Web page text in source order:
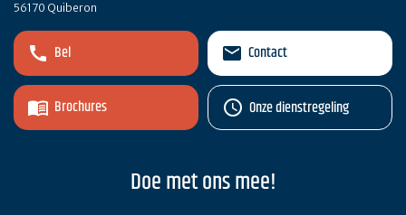
56170 Quiberon
Bel
Brochures
Contact
Onze dienstregeling
Doe met ons mee!